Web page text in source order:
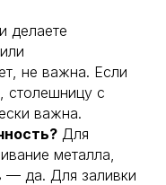
делаете
не важна. Если
столешницу с
важна.
Для
металла,
— да. Для заливки